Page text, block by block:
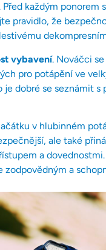
každým
pravidlo, že
vybavení. Nováčci
pro potápění ve
dobré se seznámit
v hlubinném
ale také
a
zodpovědným a